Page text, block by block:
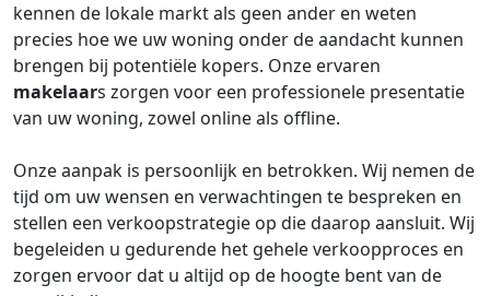
kennen de lokale markt als geen ander en weten
precies hoe we uw woning onder de aandacht kunnen
brengen bij potentiële kopers. Onze ervaren
makelaars zorgen voor een professionele presentatie
van uw woning, zowel online als offline.
Onze aanpak is persoonlijk en betrokken. Wij nemen de
tijd om uw wensen en verwachtingen te bespreken en
stellen een verkoopstrategie op die daarop aansluit. Wij
begeleiden u gedurende het gehele verkoopproces en
zorgen ervoor dat u altijd op de hoogte bent van de